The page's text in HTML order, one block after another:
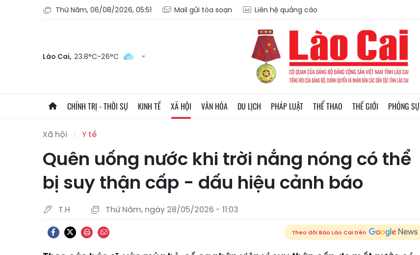
Thứ Năm, 06/08/2026, 05:51 Mail gửi tòa soạn Liên hệ quảng cáo
Lào Cai, 23.8°C-26°C
CHÍNH TRỊ - THỜI SỰ KINH TẾ XÃ HỘI VĂN HÓA DU LỊCH PHÁP LUẬT THỂ THAO THẾ GIỚI PHÓNG SỰ
Xã hội Y tế
Quên uống nước khi trời nắng nóng có thể
bị suy thận cấp - dấu hiệu cảnh báo
T.H Thứ Năm, ngày 28/05/2026 - 11:03
Theo dõi Báo Lào Cai trên